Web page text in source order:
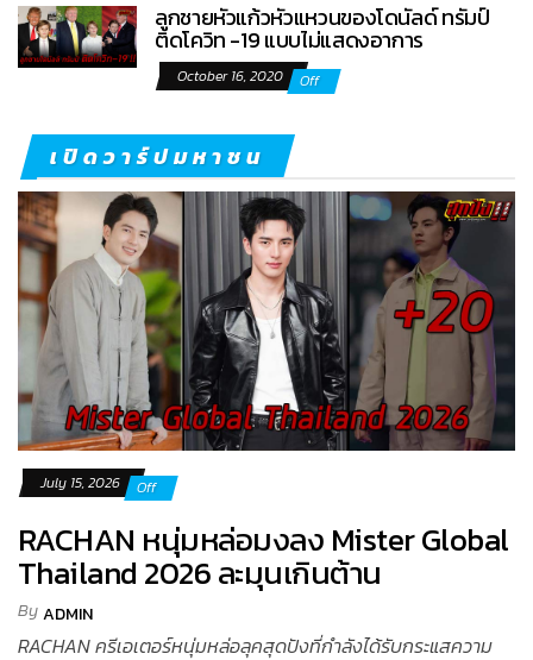
ลูกชายหัวแก้วหัวแหวนของโดนัลด์ ทรัมป์
ติดโควิท -19 แบบไม่แสดงอาการ
October 16, 2020 Off
เปิดวาร์ปมหาชน
July 15, 2026 Off
RACHAN หนุ่มหล่อมงลง Mister Global
Thailand 2026 ละมุนเกินต้าน
ByADMIN
RACHAN ครีเอเตอร์หนุ่มหล่อลุคสุดปังที่กำลังได้รับกระแสความ